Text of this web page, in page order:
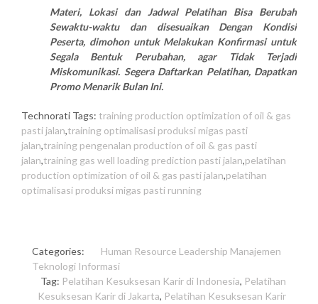
Materi, Lokasi dan Jadwal Pelatihan Bisa Berubah
Sewaktu-waktu dan disesuaikan Dengan Kondisi
Peserta, dimohon untuk Melakukan Konfirmasi untuk
Segala Bentuk Perubahan, agar Tidak Terjadi
Miskomunikasi. Segera Daftarkan Pelatihan, Dapatkan
Promo Menarik Bulan Ini.
Technorati Tags: training production optimization of oil & gas
pasti jalan,training optimalisasi produksi migas pasti
jalan,training pengenalan production of oil & gas pasti
jalan,training gas well loading prediction pasti jalan,pelatihan
production optimization of oil & gas pasti jalan,pelatihan
optimalisasi produksi migas pasti running
Categories: Human Resource Leadership Manajemen
Teknologi Informasi
Tag: Pelatihan Kesuksesan Karir di Indonesia, Pelatihan
Kesuksesan Karir di Jakarta, Pelatihan Kesuksesan Karir